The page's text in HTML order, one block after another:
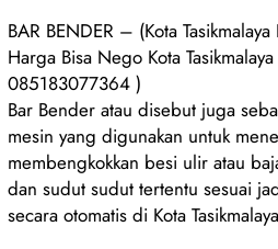
BAR BENDER – (Kota
Harga Bisa Nego Kota
085183077364 )
Bar Bender atau disebut juga
mesin yang digunakan untuk
membengkokkan besi ulir atau
dan sudut sudut tertentu sesuai
secara otomatis di Kota Tasikmalaya